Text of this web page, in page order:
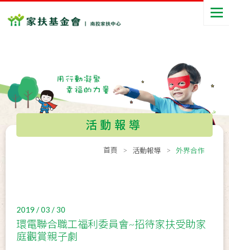
活動報導
首頁 活動報導 外界合作
2019 / 03 / 30
環電聯合職工福利委員會~招待家扶受助家
庭觀賞親子劇